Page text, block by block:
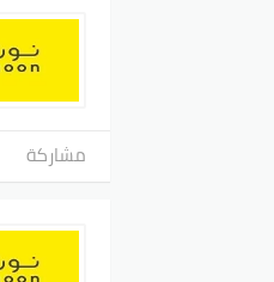
مشاركة